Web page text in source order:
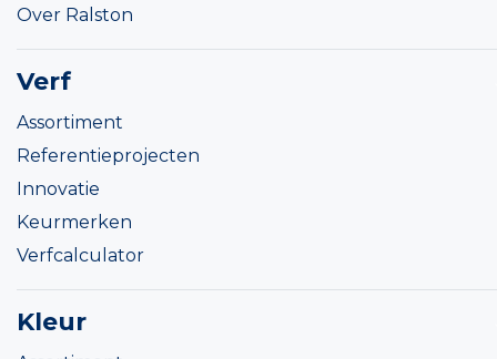
Over Ralston
Verf
Assortiment
Referentieprojecten
Innovatie
Keurmerken
Verfcalculator
Kleur